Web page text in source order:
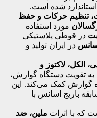
شربت، استاندارد شده است.
تنظیم حرکات و حفظ
مورد استفاده
در قوطی پلاستیکی
در ایران تولید و
الکل، لاکتوز و
تقویت دستگاه گوارش،
گوارش کمک می‌کند. این
باریج اسانس با
که با اثرات ملین، ضد